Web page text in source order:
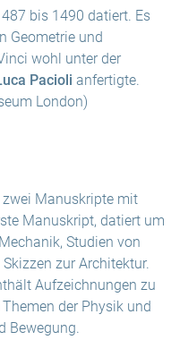
bis 1490 datiert. Es
Geometrie und
wohl unter der
Pacioli anfertigte.
London)
Manuskripte mit
Manuskript, datiert um
Studien von
zur Architektur.
Aufzeichnungen zu
der Physik und
Bewegung.